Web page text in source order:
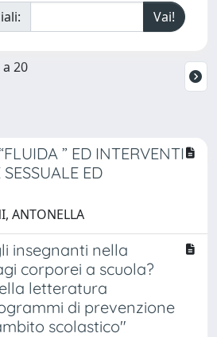
20
” ED INTERVENTI
ED
ANTONELLA
insegnanti nella
corporei a scuola?
letteratura
di prevenzione
scolastico"